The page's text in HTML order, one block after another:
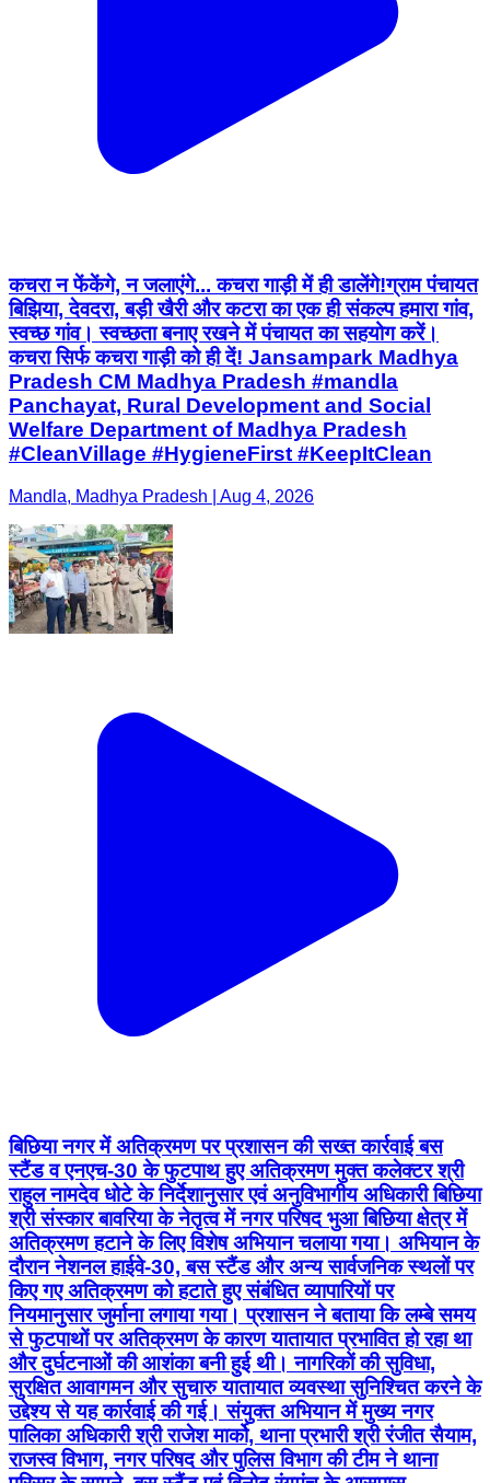
कचरा न फेंकेंगे, न जलाएंगे... कचरा गाड़ी में ही डालेंगे! ​ग्राम पंचायत
बिझिया, देवदरा, बड़ी खैरी और कटरा का एक ही संकल्प हमारा गांव,
स्वच्छ गांव। स्वच्छता बनाए रखने में पंचायत का सहयोग करें।
कचरा सिर्फ कचरा गाड़ी को ही दें! Jansampark Madhya
Pradesh CM Madhya Pradesh #mandla
Panchayat, Rural Development and Social
Welfare Department of Madhya Pradesh
#CleanVillage #HygieneFirst #KeepItClean
Mandla, Madhya Pradesh | Aug 4, 2026
बिछिया नगर में अतिक्रमण पर प्रशासन की सख्त कार्रवाई बस
स्टैंड व एनएच-30 के फुटपाथ हुए अतिक्रमण मुक्त कलेक्टर श्री
राहुल नामदेव धोटे के निर्देशानुसार एवं अनुविभागीय अधिकारी बिछिया
श्री संस्कार बावरिया के नेतृत्व में नगर परिषद भुआ बिछिया क्षेत्र में
अतिक्रमण हटाने के लिए विशेष अभियान चलाया गया। अभियान के
दौरान नेशनल हाईवे-30, बस स्टैंड और अन्य सार्वजनिक स्थलों पर
किए गए अतिक्रमण को हटाते हुए संबंधित व्यापारियों पर
नियमानुसार जुर्माना लगाया गया। प्रशासन ने बताया कि लम्बे समय
से फुटपाथों पर अतिक्रमण के कारण यातायात प्रभावित हो रहा था
और दुर्घटनाओं की आशंका बनी हुई थी। नागरिकों की सुविधा,
सुरक्षित आवागमन और सुचारु यातायात व्यवस्था सुनिश्चित करने के
उद्देश्य से यह कार्रवाई की गई। संयुक्त अभियान में मुख्य नगर
पालिका अधिकारी श्री राजेश मार्को, थाना प्रभारी श्री रंजीत सैयाम,
राजस्व विभाग, नगर परिषद और पुलिस विभाग की टीम ने थाना